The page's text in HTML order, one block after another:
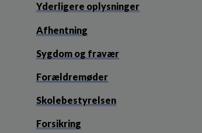
Yderligere oplysninger
Afhentning
Sygdom og fravær
Forældremøder
Skolebestyrelsen
Forsikring